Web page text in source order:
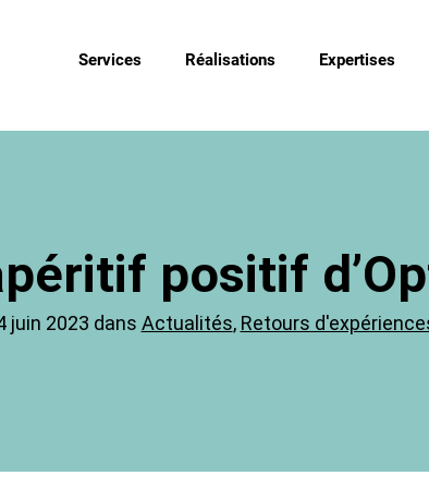
Services Réalisations Expertises
positif
juin 2023 dans Actualités, Retours